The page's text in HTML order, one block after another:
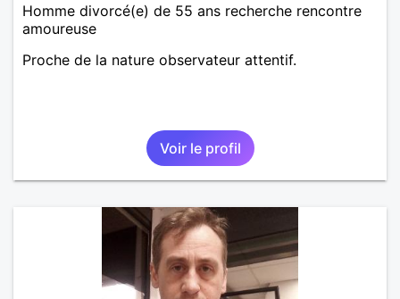
Homme divorcé(e) de 55 ans recherche rencontre
amoureuse
Proche de la nature observateur attentif.
Voir le profil